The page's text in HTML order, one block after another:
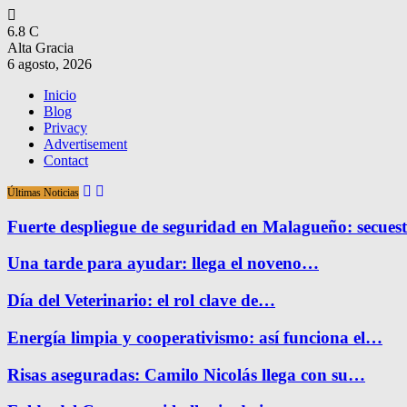
6.8 C
Alta Gracia
6 agosto, 2026
Inicio
Blog
Privacy
Advertisement
Contact
Últimas Noticias
Fuerte despliegue de seguridad en Malagueño:
Una tarde para ayudar: llega el noveno…
Día del Veterinario: el rol clave de…
Energía limpia y cooperativismo: así funciona el…
Risas aseguradas: Camilo Nicolás llega con su…